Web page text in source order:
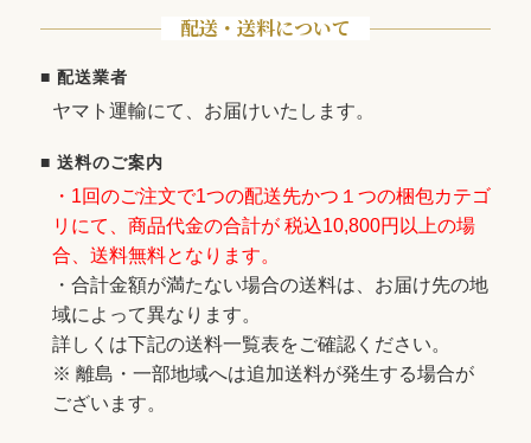
配送・送料について
■ 配送業者
ヤマト運輸にて、お届けいたします。
■ 送料のご案内
・1回のご注文で1つの配送先かつ１つの梱包カテゴ
リにて、商品代金の合計が 税込10,800円以上の場
合、送料無料となります。
・合計金額が満たない場合の送料は、お届け先の地
域によって異なります。
詳しくは下記の送料一覧表をご確認ください。
※ 離島・一部地域へは追加送料が発生する場合が
ございます。